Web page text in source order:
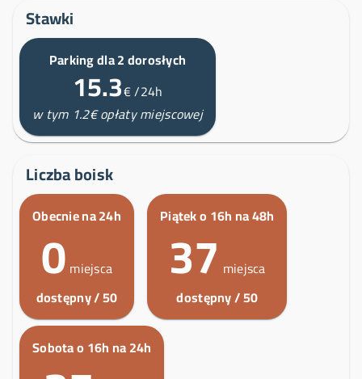
Stawki
Parking dla 2 dorosłych
15.3€/24h
w tym 1.2€ opłaty miejscowej
Liczba boisk
Obecnie na 24h
0 miejsca
dostępny / 50
Piątek o 16h na 48h
37 miejsca
dostępny / 50
Sobota o 16h na 24h